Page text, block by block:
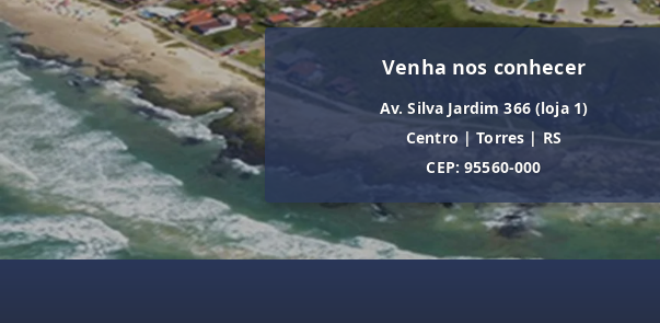
Venha nos conhecer
Av. Silva Jardim 366 (loja 1)
Centro | Torres | RS
CEP: 95560-000